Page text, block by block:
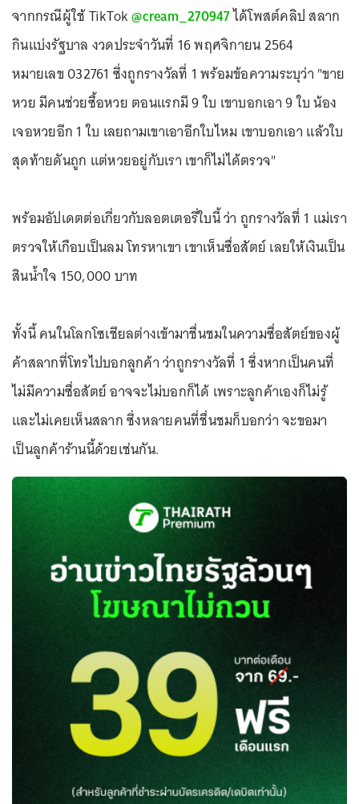
จากกรณีผู้ใช้ TikTok@cream_270947ได้โพสต์คลิป สลาก
กินแบ่งรัฐบาล งวดประจำวันที่ 16 พฤศจิกายน 2564
หมายเลข 032761 ซึ่งถูกรางวัลที่ 1 พร้อมข้อความระบุว่า "ขาย
หวย มีคนช่วยซื้อหวย ตอนเเรกมี 9 ใบ เขาบอกเอา 9 ใบ น้อง
เจอหวยอีก 1 ใบ เลยถามเขาเอาอีกใบไหม เขาบอกเอา เเล้วใบ
สุดท้ายดันถูก เเต่หวยอยู่กับเรา เขาก็ไม่ได้ตรวจ"
พร้อมอัปเดตต่อเกี่ยวกับลอตเตอรี่ใบนี้ ว่า ถูกรางวัลที่ 1 แม่เรา
ตรวจให้เกือบเป็นลม โทรหาเขา เขาเห็นซื่อสัตย์ เลยให้เงินเป็น
สินน้ำใจ 150,000 บาท
ทั้งนี้ คนในโลกโซเชียลต่างเข้ามาชื่นชมในความซื่อสัตย์ของผู้
ค้าสลากที่โทรไปบอกลูกค้า ว่าถูกรางวัลที่ 1 ซึ่งหากเป็นคนที่
ไม่มีความซื่อสัตย์ อาจจะไม่บอกก็ได้ เพราะลูกค้าเองก็ไม่รู้
และไม่เคยเห็นสลาก ซึ่งหลายคนที่ชื่นชมก็บอกว่า จะขอมา
เป็นลูกค้าร้านนี้ด้วยเช่นกัน.